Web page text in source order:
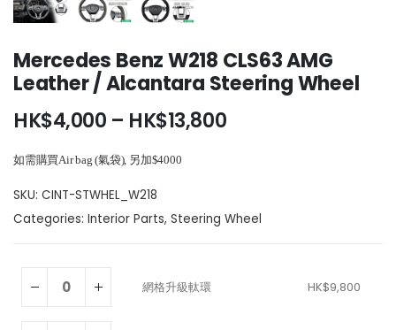
Mercedes Benz W218 CLS63 AMG
Leather / Alcantara Steering Wheel
HK$4,000 – HK$13,800Price
如需購買Air bag (氣袋), 另加$4000
SKU: CINT-STWHEL_W218
Categories: Interior Parts, Steering Wheel
網格升級軚環 HK$9,800